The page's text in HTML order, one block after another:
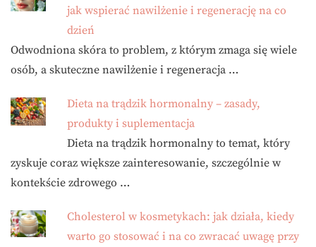
jak wspierać nawilżenie i regenerację na co
dzień
Odwodniona skóra to problem, z którym zmaga się wiele
osób, a skuteczne nawilżenie i regeneracja …
Dieta na trądzik hormonalny – zasady,
produkty i suplementacja
Dieta na trądzik hormonalny to temat, który
zyskuje coraz większe zainteresowanie, szczególnie w
kontekście zdrowego …
Cholesterol w kosmetykach: jak działa, kiedy
warto go stosować i na co zwracać uwagę przy